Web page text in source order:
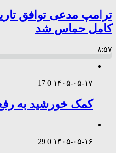
ترامپ مدعی توافق
کامل حماس شد
۸:۵۷
۱۴۰۵-۰۵-۱۷ 0
17
کمک خورشید به
۱۴۰۵-۰۵-۱۶ 0
29